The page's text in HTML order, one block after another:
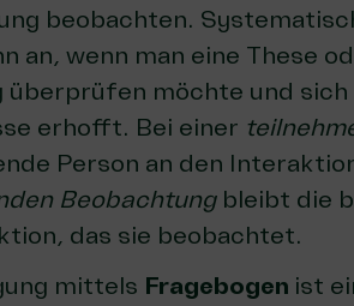
beobachten.
an, wenn man eine These
überprüfen möchte und
erhofft. Bei einer
Person an den
Beobachtungbleibt die
das sie beobachtet.
mittels Fragebogen ist